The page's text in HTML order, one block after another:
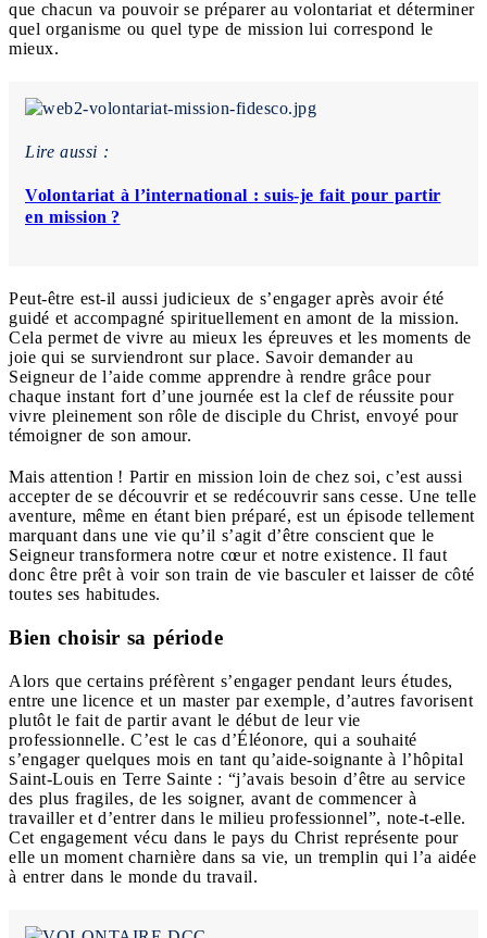
que chacun va pouvoir se préparer au volontariat et déterminer
quel organisme ou quel type de mission lui correspond le
mieux.
Lire aussi :
Volontariat à l’international : suis-je fait pour partir
en mission ?
Peut-être est-il aussi judicieux de s’engager après avoir été
guidé et accompagné spirituellement en amont de la mission.
Cela permet de vivre au mieux les épreuves et les moments de
joie qui se surviendront sur place. Savoir demander au
Seigneur de l’aide comme apprendre à rendre grâce pour
chaque instant fort d’une journée est la clef de réussite pour
vivre pleinement son rôle de disciple du Christ, envoyé pour
témoigner de son amour.
Mais attention ! Partir en mission loin de chez soi, c’est aussi
accepter de se découvrir et se redécouvrir sans cesse. Une telle
aventure, même en étant bien préparé, est un épisode tellement
marquant dans une vie qu’il s’agit d’être conscient que le
Seigneur transformera notre cœur et notre existence. Il faut
donc être prêt à voir son train de vie basculer et laisser de côté
toutes ses habitudes.
Bien choisir sa période
Alors que certains préfèrent s’engager pendant leurs études,
entre une licence et un master par exemple, d’autres favorisent
plutôt le fait de partir avant le début de leur vie
professionnelle. C’est le cas d’Éléonore, qui a souhaité
s’engager quelques mois en tant qu’aide-soignante à l’hôpital
Saint-Louis en Terre Sainte : “j’avais besoin d’être au service
des plus fragiles, de les soigner, avant de commencer à
travailler et d’entrer dans le milieu professionnel”, note-t-elle.
Cet engagement vécu dans le pays du Christ représente pour
elle un moment charnière dans sa vie, un tremplin qui l’a aidée
à entrer dans le monde du travail.